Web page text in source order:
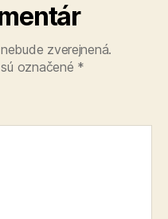
zverejnená.
označené *